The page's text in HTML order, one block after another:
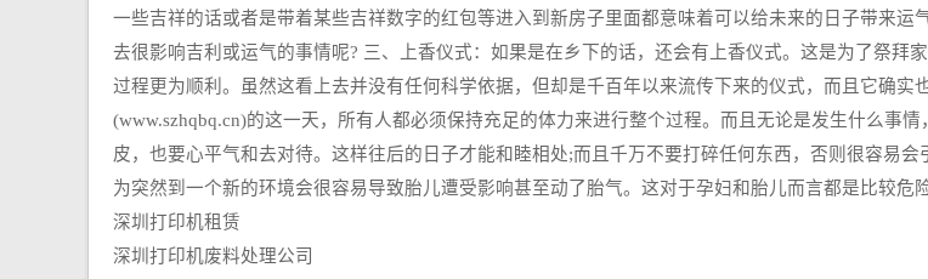
一些吉祥的话或者是带着某些吉祥数字的红包等进入到新房子里面都意味着可以给未来的日子带来
去很影响吉利或运气的事情呢? 三、上香仪式：如果是在乡下的话，还会有上香仪式。这是为了祭拜
过程更为顺利。虽然这看上去并没有任何科学依据，但却是千百年以来流传下来的仪式，而且它确
(www.szhqbq.cn)的这一天，所有人都必须保持充足的体力来进行整个过程。而且无论是发生什么事
皮，也要心平气和去对待。这样往后的日子才能和睦相处;而且千万不要打碎任何东西，否则很容易
为突然到一个新的环境会很容易导致胎儿遭受影响甚至动了胎气。这对于孕妇和胎儿而言都是比较危
深圳打印机租赁
深圳打印机废料处理公司